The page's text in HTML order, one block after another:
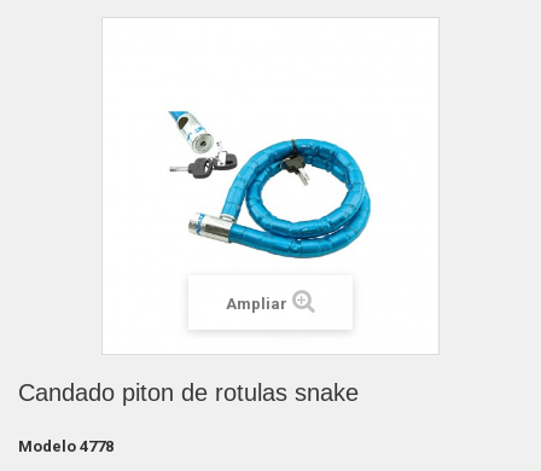
Ampliar
Candado piton de rotulas snake
Modelo 4778